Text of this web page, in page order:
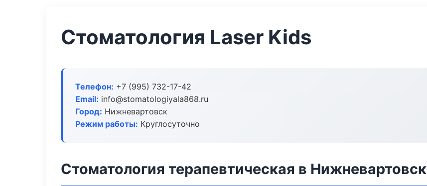
Стоматология Laser Kids
Телефон: +7 (995) 732-17-42
Email: info@stomatologiyala868.ru
Город: Нижневартовск
Режим работы: Круглосуточно
Стоматология терапевтическая в Нижневартовск